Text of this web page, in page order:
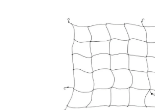
Hodnotenie obchodu O nákupu
Blog
Obchodné podmienky
Predávané značky